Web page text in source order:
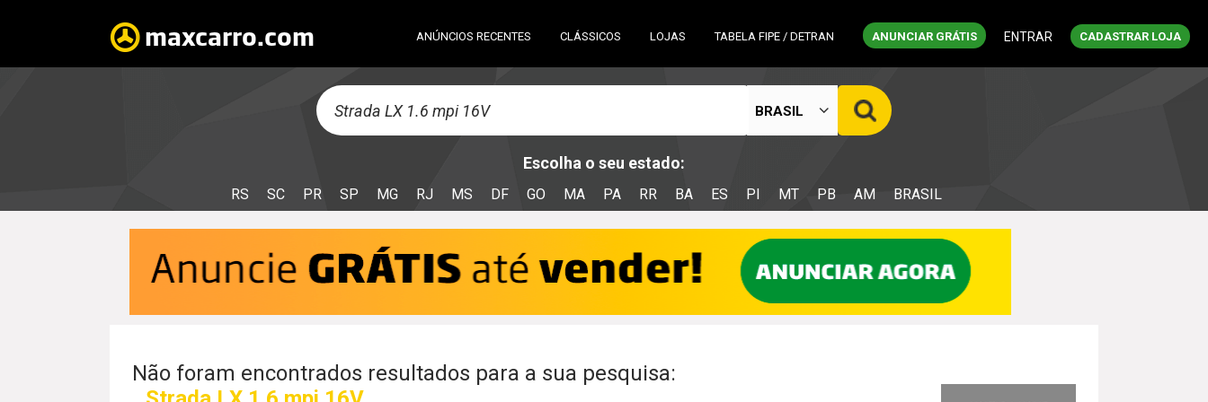
ANÚNCIOS RECENTES CLÁSSICOS LOJAS TABELA FIPE / DETRAN ANUNCIAR GRÁTIS ENTRAR CADASTRAR LOJA
BRASIL
Escolha o seu estado:
RS SC PR SP MG RJ MS DF GO MA PA RR BA ES PI MT PB AM BRASIL
Não foram encontrados resultados para a sua pesquisa: